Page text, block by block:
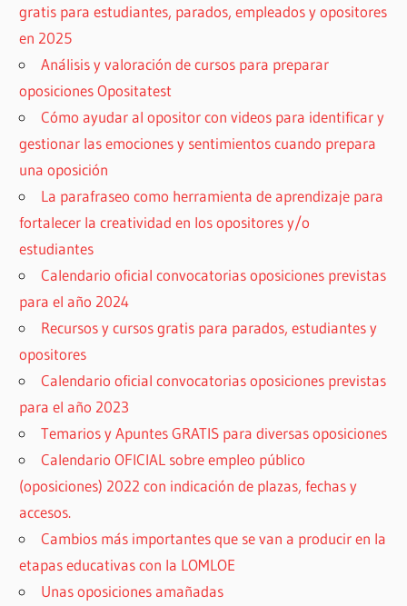
gratis para estudiantes, parados, empleados y opositores
en 2025
Análisis y valoración de cursos para preparar
oposiciones Opositatest
Cómo ayudar al opositor con videos para identificar y
gestionar las emociones y sentimientos cuando prepara
una oposición
La parafraseo como herramienta de aprendizaje para
fortalecer la creatividad en los opositores y/o
estudiantes
Calendario oficial convocatorias oposiciones previstas
para el año 2024
Recursos y cursos gratis para parados, estudiantes y
opositores
Calendario oficial convocatorias oposiciones previstas
para el año 2023
Temarios y Apuntes GRATIS para diversas oposiciones
Calendario OFICIAL sobre empleo público
(oposiciones) 2022 con indicación de plazas, fechas y
accesos.
Cambios más importantes que se van a producir en la
etapas educativas con la LOMLOE
Unas oposiciones amañadas